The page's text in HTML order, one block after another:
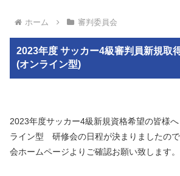
ホーム 審判委員会
2023年度 サッカー4級審判員新規取
(オンライン型)
2023年度サッカー4級新規資格希望の皆様
ライン型 研修会の日程が決まりましたの
会ホームページよりご確認お願い致します。